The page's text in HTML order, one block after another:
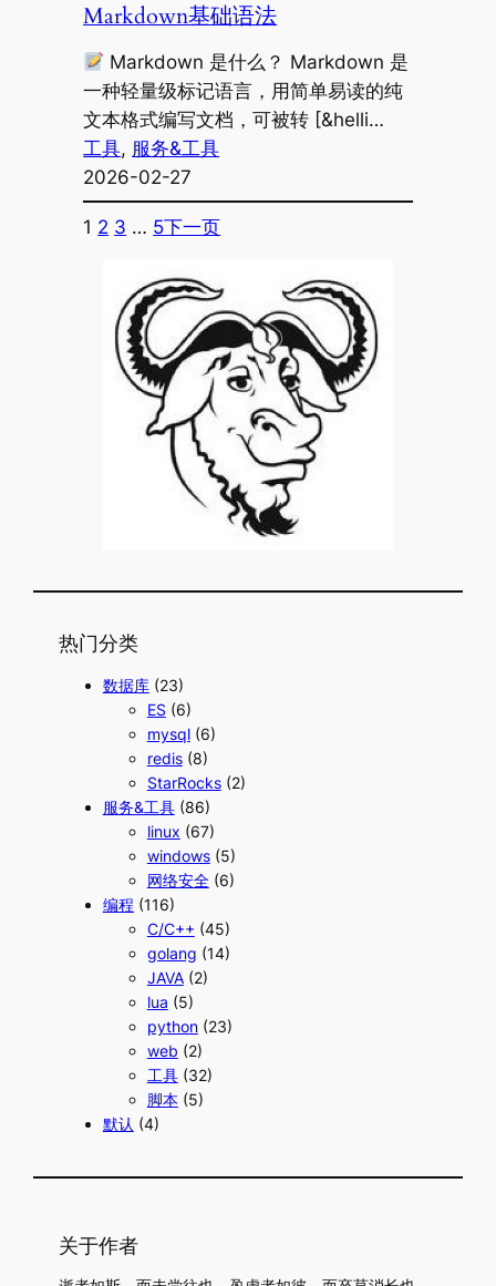
Markdown基础语法
Markdown 是什么？ Markdown 是
一种轻量级标记语言，用简单易读的纯
文本格式编写文档，可被转 [&helli…
工具, 服务&工具
2026-02-27
1 2 3 … 5下一页
热门分类
数据库(23)
ES(6)
mysql(6)
redis(8)
StarRocks(2)
服务&工具(86)
linux (67)
windows(5)
网络安全(6)
编程 (116)
C/C++ (45)
golang (14)
JAVA(2)
lua (5)
python(23)
web (2)
工具(32)
脚本 (5)
默认 (4)
关于作者